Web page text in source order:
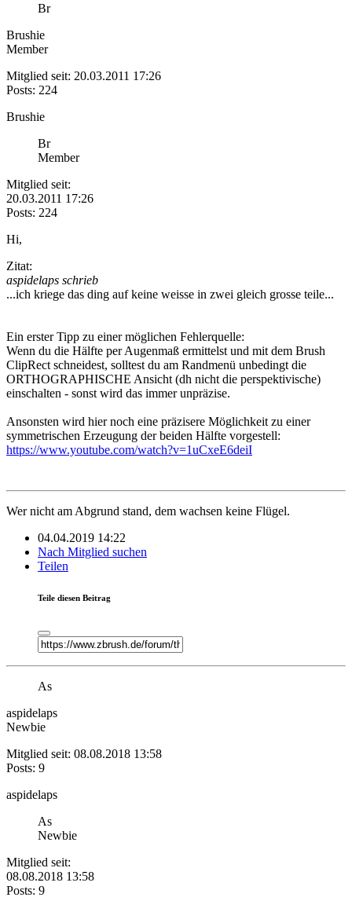
Br
Brushie
Member
Mitglied seit: 20.03.2011 17:26
Posts: 224
Brushie
Br
Member
Mitglied seit:
20.03.2011 17:26
Posts: 224
Hi,
Zitat:
aspidelaps schrieb
...ich kriege das ding auf keine weisse in zwei gleich grosse teile...
Ein erster Tipp zu einer möglichen Fehlerquelle:
Wenn du die Hälfte per Augenmaß ermittelst und mit dem Brush
ClipRect schneidest, solltest du am Randmenü unbedingt die
ORTHOGRAPHISCHE Ansicht (dh nicht die perspektivische)
einschalten - sonst wird das immer unpräzise.
Ansonsten wird hier noch eine präzisere Möglichkeit zu einer
symmetrischen Erzeugung der beiden Hälfte vorgestell:
https://www.youtube.com/watch?v=1uCxeE6deiI
Wer nicht am Abgrund stand, dem wachsen keine Flügel.
04.04.2019 14:22
Nach Mitglied suchen
Teilen
Teile diesen Beitrag
As
aspidelaps
Newbie
Mitglied seit: 08.08.2018 13:58
Posts: 9
aspidelaps
As
Newbie
Mitglied seit:
08.08.2018 13:58
Posts: 9